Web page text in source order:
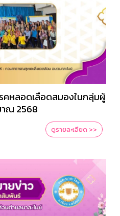
คหลอดเลือดสมองในกลุ่มผู้
าณ 2568
ดูรายละเอียด >>